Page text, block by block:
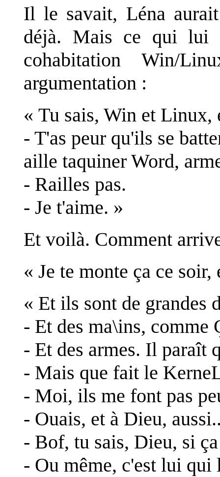
Il le savait, Léna
déjà. Mais ce qui lui
cohabitation Win/
argumentation :
« Tu sais, Win et Linux,
- T'as peur qu'ils se
aille taquiner Word,
- Railles pas.
- Je t'aime. »
Et voilà. Comment
« Je te monte ça ce
« Et ils sont de grandes
- Et des ma\ins, comme
- Et des armes. Il paraît
- Mais que fait le
- Moi, ils me font pas
- Ouais, et à Dieu,
- Bof, tu sais, Dieu, si
- Ou même, c'est lui qui